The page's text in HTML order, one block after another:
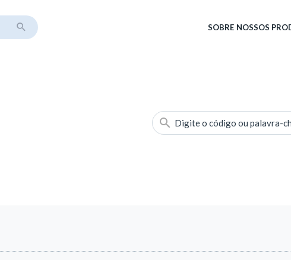
SOBRE NOSSOS
Digite o código ou palavra-